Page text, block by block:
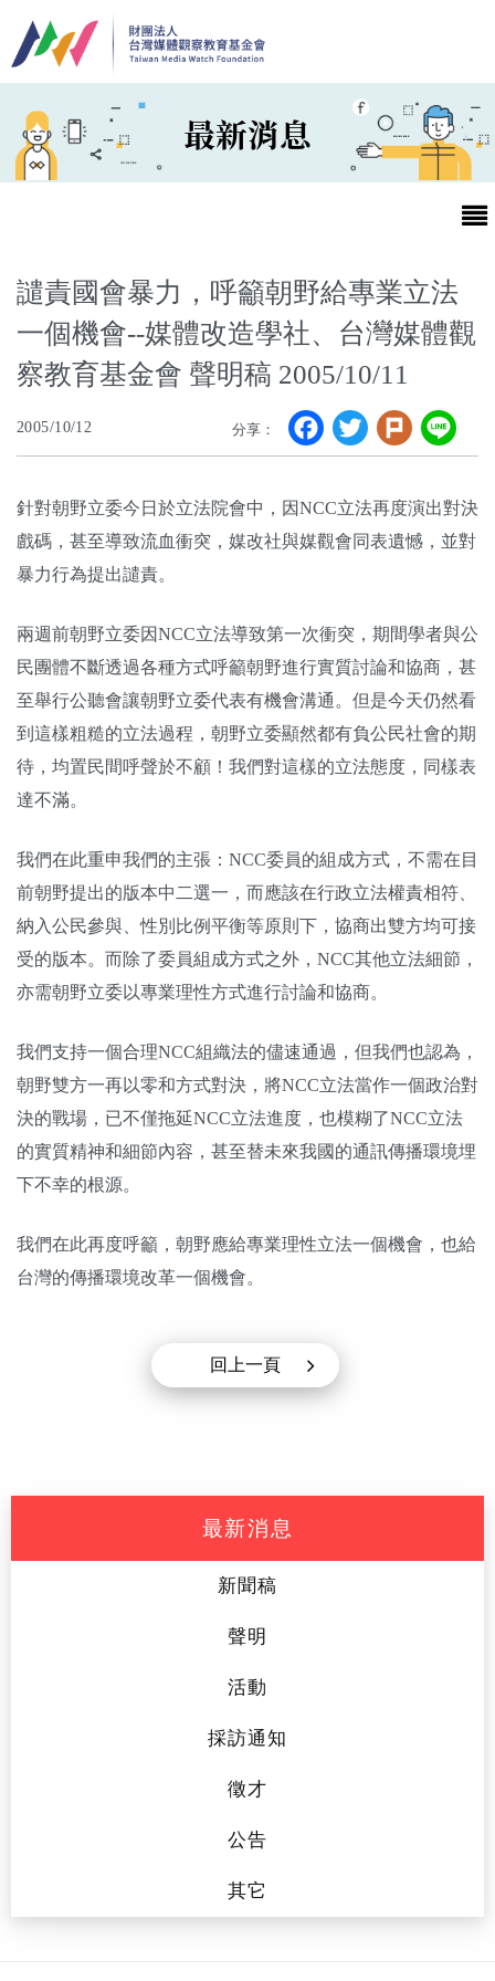
最新消息
最新消息
第25屆台灣兒童及少年優質節目活動官網
關於我們
優質兒少
媒體素養
研究計畫
譴責國會暴力，呼籲朝野給專業立法
一個機會--媒體改造學社、台灣媒體觀
察教育基金會 聲明稿 2005/10/11
2005/10/12 分享： Facebook
Twitter
Plurk
針對朝野立委今日於立法院會中，因NCC立法再度演出對決
戲碼，甚至導致流血衝突，媒改社與媒觀會同表遺憾，並對
暴力行為提出譴責。
兩週前朝野立委因NCC立法導致第一次衝突，期間學者與公
民團體不斷透過各種方式呼籲朝野進行實質討論和協商，甚
至舉行公聽會讓朝野立委代表有機會溝通。但是今天仍然看
到這樣粗糙的立法過程，朝野立委顯然都有負公民社會的期
待，均置民間呼聲於不顧！我們對這樣的立法態度，同樣表
達不滿。
我們在此重申我們的主張：NCC委員的組成方式，不需在目
前朝野提出的版本中二選一，而應該在行政立法權責相符、
納入公民參與、性別比例平衡等原則下，協商出雙方均可接
受的版本。而除了委員組成方式之外，NCC其他立法細節，
亦需朝野立委以專業理性方式進行討論和協商。
我們支持一個合理NCC組織法的儘速通過，但我們也認為，
朝野雙方一再以零和方式對決，將NCC立法當作一個政治對
決的戰場，已不僅拖延NCC立法進度，也模糊了NCC立法
的實質精神和細節內容，甚至替未來我國的通訊傳播環境埋
下不幸的根源。
我們在此再度呼籲，朝野應給專業理性立法一個機會，也給
台灣的傳播環境改革一個機會。
回上一頁
最新消息
新聞稿
聲明
活動
採訪通知
徵才
公告
其它